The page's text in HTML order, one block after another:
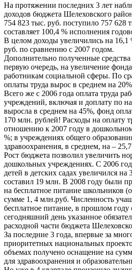
На протяжении последних 3 лет
доходов бюджета Шелеховского
754 823 тыс. руб. поступило 757 628
составляет 100,4 % исполнения
В целом доходы увеличились на 16,1
руб. по сравнению с 2007 годом.
Дополнительно полученные
первую очередь, на увеличение
работникам социальной сферы. По
оплаты труда вырос в среднем на
Всего же с 2006 года оплата труда
учреждений, включая и доплату по
выросла в среднем на 45%, фонд
170 млн. рублей! Расходы на оплату
отношению к 2007 году в
%; в учреждениях общего
здравоохранения, в среднем, на –
Рост бюджета позволил увеличить
дошкольных учреждениях. С 2006
детей в детских садах увеличился
составил 19 млн. В 2008 году были
на бесплатное питание школьников
сумме 1, 4 млн.руб. Численность
бесплатное питание, в прошлом году
сегодняшний день указанное
расходной части бюджета
За последние 3 года, впервые за
приоритетных национальных
объемах получено оснащение на
для здравоохранения и